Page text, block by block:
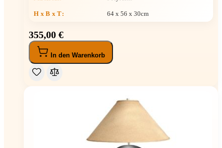
H x B x T: 64 x 56 x 30cm
355,00 €
In den Warenkorb